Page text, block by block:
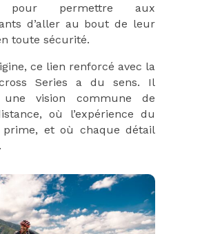
pour permettre aux
d’aller au bout de leur
toute sécurité.
ce lien renforcé avec la
Series a du sens. Il
vision commune de
où l’expérience du
prime, et où chaque détail